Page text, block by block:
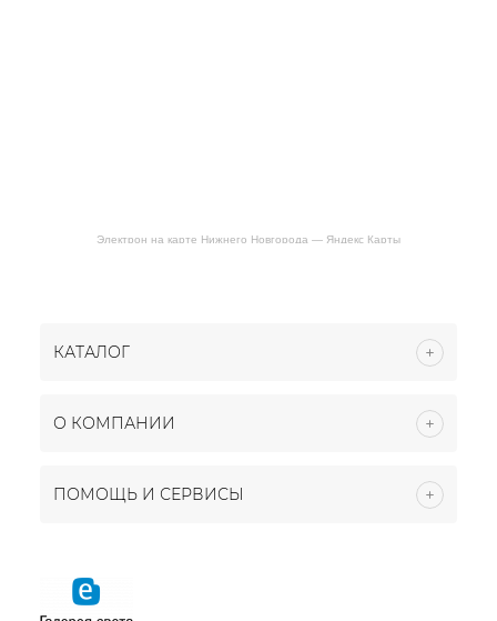
Электрон на карте Нижнего Новгорода — Яндекс Карты
КАТАЛОГ
О КОМПАНИИ
ПОМОЩЬ И СЕРВИСЫ